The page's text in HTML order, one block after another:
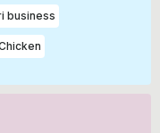
business